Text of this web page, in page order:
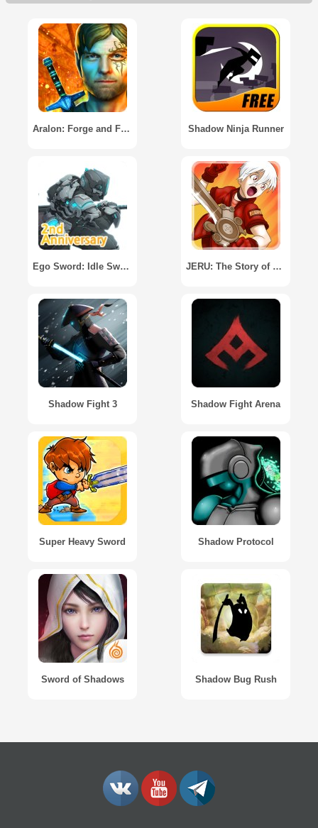
Aralon: Forge and Flame 3d RPG Shadow Ninja Runner
Ego Sword: Idle Sword Clicker JERU: The Story of Blind Sword
Shadow Fight 3 Shadow Fight Arena
Super Heavy Sword Shadow Protocol
Sword of Shadows Shadow Bug Rush